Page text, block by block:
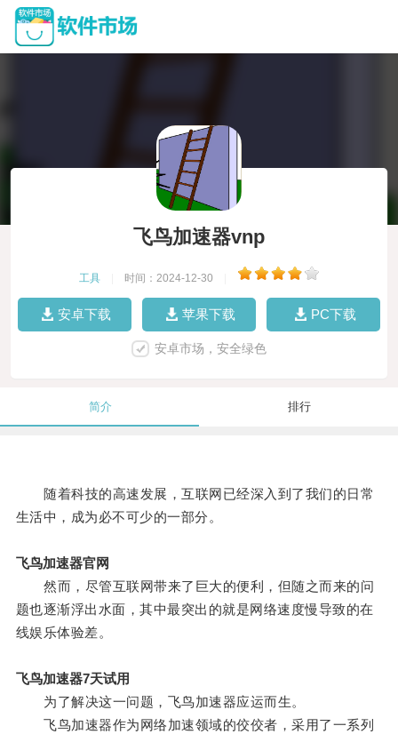
飞鸟加速器vnp
工具 时间：2024-12-30
安卓下载 苹果下载 PC下载
安卓市场，安全绿色
简介 排行
随着科技的高速发展，互联网已经深入到了我们的日常
生活中，成为必不可少的一部分。
飞鸟加速器官网
然而，尽管互联网带来了巨大的便利，但随之而来的问
题也逐渐浮出水面，其中最突出的就是网络速度慢导致的在
线娱乐体验差。
飞鸟加速器7天试用
为了解决这一问题，飞鸟加速器应运而生。
飞鸟加速器作为网络加速领域的佼佼者，采用了一系列